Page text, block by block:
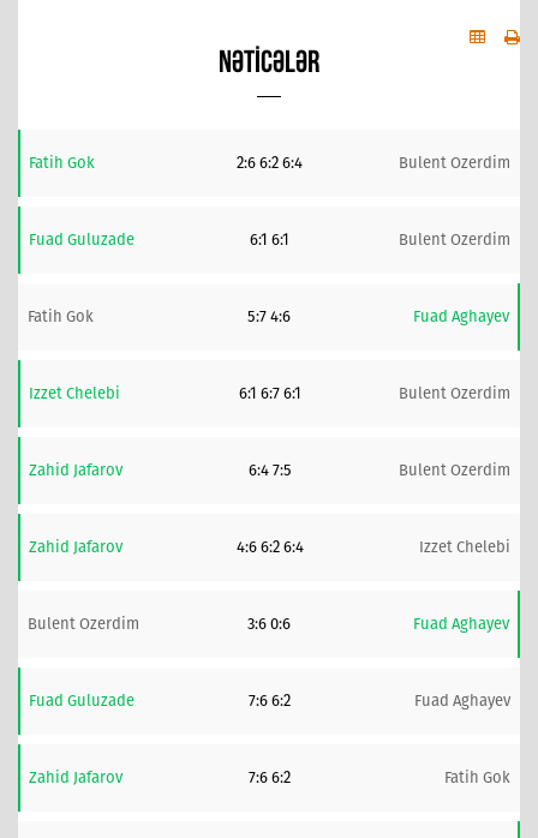
NƏTICƏLƏR
Fatih Gok 2:6 6:2 6:4 Bulent Ozerdim
Fuad Guluzade 6:1 6:1 Bulent Ozerdim
Fatih Gok 5:7 4:6 Fuad Aghayev
Izzet Chelebi 6:1 6:7 6:1 Bulent Ozerdim
Zahid Jafarov 6:4 7:5 Bulent Ozerdim
Zahid Jafarov 4:6 6:2 6:4 Izzet Chelebi
Bulent Ozerdim 3:6 0:6 Fuad Aghayev
Fuad Guluzade 7:6 6:2 Fuad Aghayev
Zahid Jafarov 7:6 6:2 Fatih Gok